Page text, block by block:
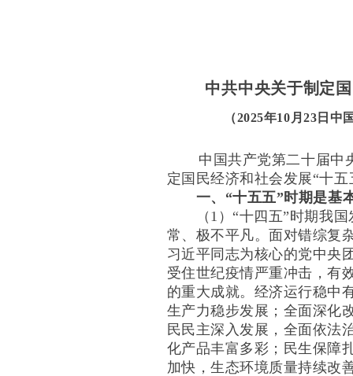
中共中央关于制定
（2025年10月23日
中国共产党第二十届中央
定国民经济和社会发展“十
一、“十五五”时期是基
（1）“十四五”时期我国
常、极不平凡。面对错综复
习近平同志为核心的党中央
受住世纪疫情严重冲击，有
的重大成就。经济运行稳中
生产力稳步发展；全面深化
民民主深入发展，全面依法
化产品丰富多彩；民生保障
加快，生态环境质量持续改